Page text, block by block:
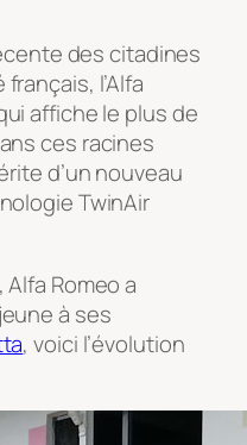
des citadines
l’Alfa
affiche le plus de
ces racines
d’un nouveau
TwinAir
Alfa Romeo a
à ses
, voici l’évolution